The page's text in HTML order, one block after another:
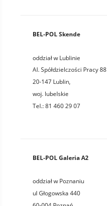
BEL-POL Skende
oddział w Lublinie
Al. Spółdzielczości Pracy 88
20-147 Lublin,
woj. lubelskie
Tel.:81 460 29 07
BEL-POL Galeria A2
oddział w Poznaniu
ul Głogowska 440